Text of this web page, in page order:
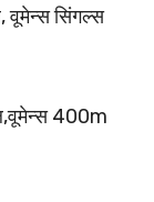
वूमेन्स सिंगल्स
400m